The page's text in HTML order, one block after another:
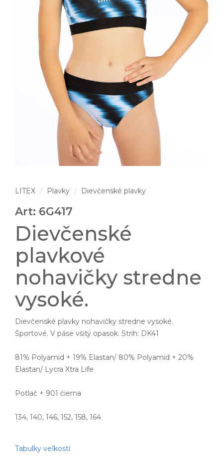
LITEX Plavky Dievčenské plavky
Art: 6G417
Dievčenské
plavkové
nohavičky stredne
vysoké.
Dievčenské plavky nohavičky stredne vysoké.
Športové. V páse všitý opasok. Strih: DK41
81% Polyamid + 19% Elastan/ 80% Polyamid + 20%
Elastan/ Lycra Xtra Life
Potlač + 901 čierna
134, 140, 146, 152, 158, 164
Tabulky veľkostí